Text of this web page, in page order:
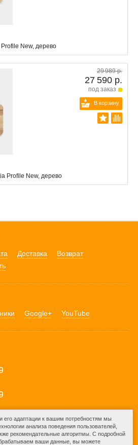
New, дерево
29 989 р.
27 590 р.
под заказ
В корзину
Profile New, дерево
Доставка
Возврат
Google+ YouTube
его адаптации к вашим потребностям мы
анализа поведения пользователей,
рекомендательные алгоритмы. С подробной
ваши данные, вы можете